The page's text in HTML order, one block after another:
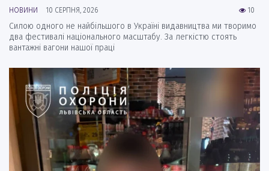
10
НОВИНИ 10 СЕРПНЯ, 2026
Силою одного не найбільшого в Україні видавництва ми творимо
два фестивалі національного масштабу. За легкістю стоять
вантажні вагони нашої праці